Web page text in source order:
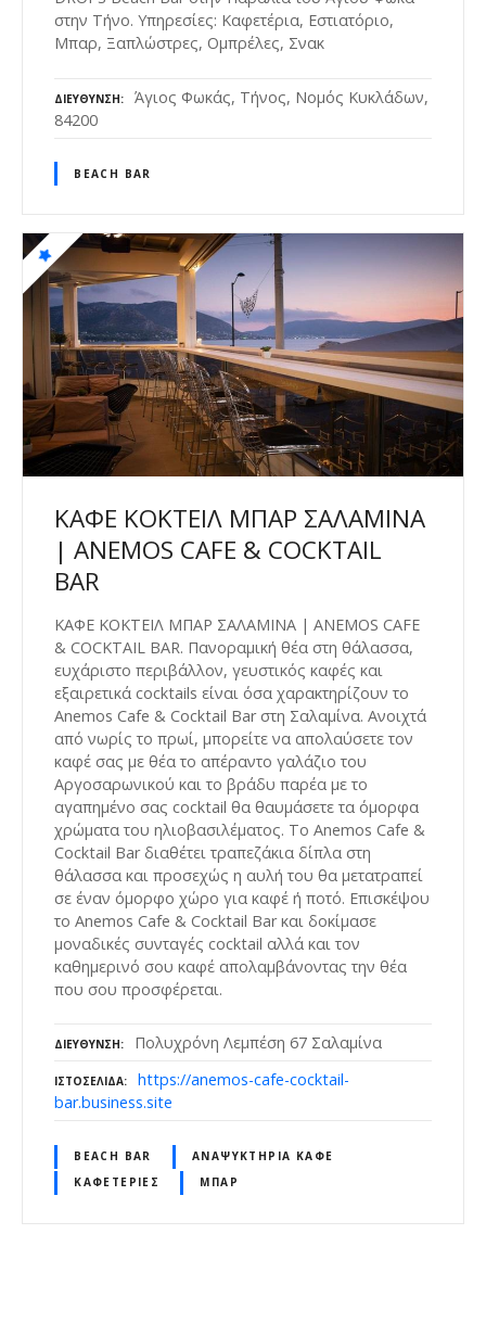
στην Τήνο. Υπηρεσίες: Καφετέρια, Εστιατόριο,
Μπαρ, Ξαπλώστρες, Ομπρέλες, Σνακ
ΔΙΕΎΘΥΝΣΗ
Άγιος Φωκάς, Τήνος, Νομός Κυκλάδων,
84200
BEACH BAR
ΚΑΦΕ ΚΟΚΤΕΙΛ ΜΠΑΡ ΣΑΛΑΜΙΝΑ
| ANEMOS CAFE & COCKTAIL
BAR
ΚΑΦΕ ΚΟΚΤΕΙΛ ΜΠΑΡ ΣΑΛΑΜΙΝΑ | ANEMOS CAFE
& COCKTAIL BAR. Πανοραμική θέα στη θάλασσα,
ευχάριστο περιβάλλον, γευστικός καφές και
εξαιρετικά cocktails είναι όσα χαρακτηρίζουν το
Anemos Cafe & Cocktail Bar στη Σαλαμίνα. Ανοιχτά
από νωρίς το πρωί, μπορείτε να απολαύσετε τον
καφέ σας με θέα το απέραντο γαλάζιο του
Αργοσαρωνικού και το βράδυ παρέα με το
αγαπημένο σας cocktail θα θαυμάσετε τα όμορφα
χρώματα του ηλιοβασιλέματος. Το Anemos Cafe &
Cocktail Bar διαθέτει τραπεζάκια δίπλα στη
θάλασσα και προσεχώς η αυλή του θα μετατραπεί
σε έναν όμορφο χώρο για καφέ ή ποτό. Επισκέψου
το Anemos Cafe & Cocktail Bar και δοκίμασε
μοναδικές συνταγές cocktail αλλά και τον
καθημερινό σου καφέ απολαμβάνοντας την θέα
που σου προσφέρεται.
ΔΙΕΎΘΥΝΣΗ Πολυχρόνη Λεμπέση 67 Σαλαμίνα
ΙΣΤΟΣΕΛΊΔΑ
https://anemos-cafe-cocktail-
bar.business.site
BEACH BAR
ΑΝΑΨΥΚΤΉΡΙΑ ΚΑΦΈ
ΚΑΦΕΤΈΡΙΕΣ
ΜΠΑΡ